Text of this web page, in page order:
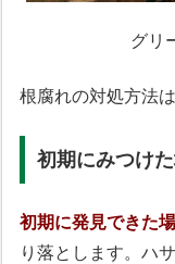
グリ
根腐れの対処方法
初期にみつけ
初期に発見できた
り落とします。ハ